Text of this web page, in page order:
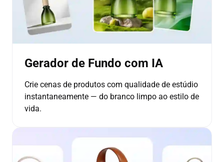
Gerador de Fundo com IA
Crie cenas de produtos com qualidade de estúdio
instantaneamente — do branco limpo ao estilo de
vida.